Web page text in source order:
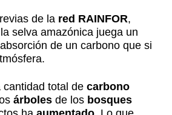
de la red RAINFOR,
selva amazónica juega un
de un carbono que si
total de carbono
árboles de los bosques